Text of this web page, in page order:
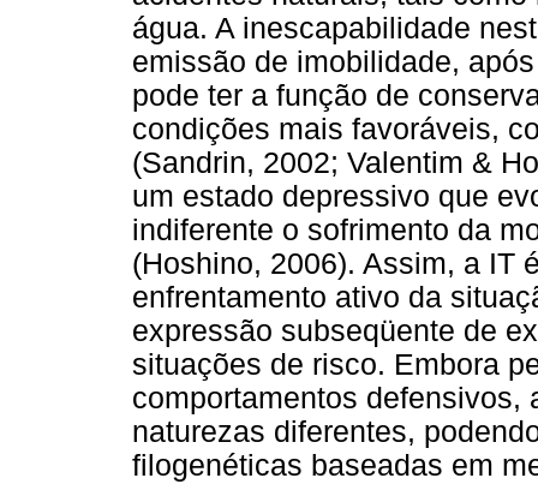
água. A inescapabilidade
emissão de imobilidade,
pode ter a função de
condições mais favoráveis,
(Sandrin, 2002; Valentim &
um estado depressivo que
indiferente o sofrimento da
(Hoshino, 2006). Assim, a IT
enfrentamento ativo da
expressão subseqüente de
situações de risco. Embora
comportamentos defensivos,
naturezas diferentes,
filogenéticas baseadas em